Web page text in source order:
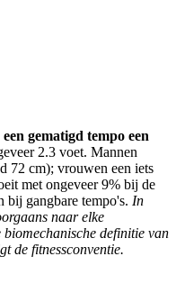
gematigd tempo een
2.3 voet. Mannen
72 cm); vrouwen een iets
met ongeveer 9% bij de
bij gangbare tempo's. In
naar elke
definitie van
de fitnessconventie.